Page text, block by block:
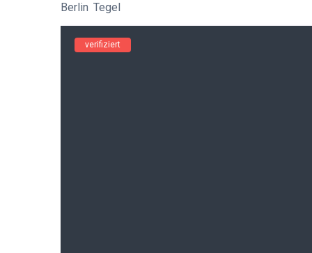
Berlin Tegel
verifiziert